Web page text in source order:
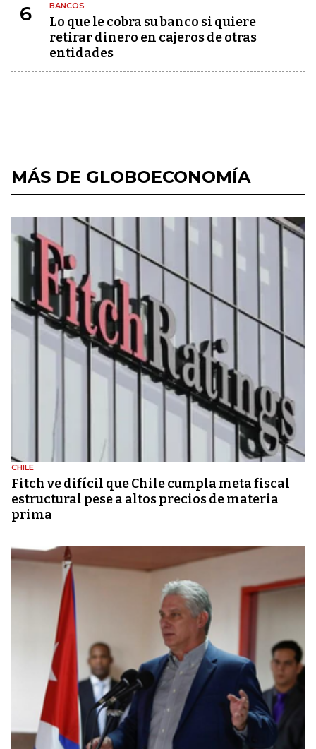
6 BANCOS
Lo que le cobra su banco si quiere
retirar dinero en cajeros de otras
entidades
MÁS DE GLOBOECONOMÍA
CHILE
Fitch ve difícil que Chile cumpla meta fiscal
estructural pese a altos precios de materia
prima